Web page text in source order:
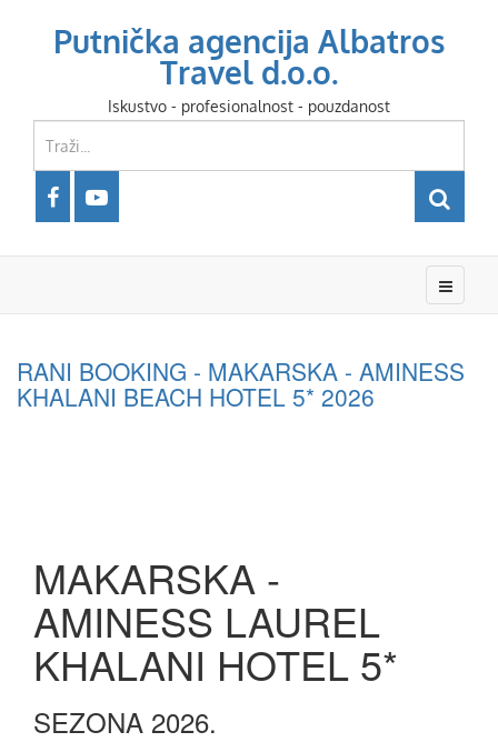
Putnička agencija Albatros
Travel d.o.o.
Iskustvo - profesionalnost - pouzdanost
RANI BOOKING - MAKARSKA - AMINESS
KHALANI BEACH HOTEL 5* 2026
MAKARSKA -
AMINESS LAUREL
KHALANI HOTEL 5*
SEZONA 2026.